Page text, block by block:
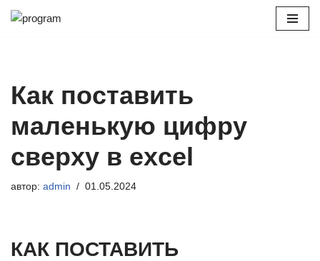
Как поставить
маленькую цифру
сверху в excel
автор: admin 01.05.2024
КАК ПОСТАВИТЬ